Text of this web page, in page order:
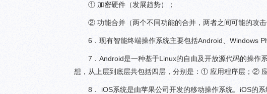
① 加密硬件（发展趋势）；
② 功能合并（两个不同功能的合并，两者之间可能的攻击
6．现有智能终端操作系统主要包括Android、Windows
7．Android是一种基于Linux的自由及开放源代码的操作
想，从上层到底层共包括四层，分别是：① 应用程序层；②
8． iOS系统是由苹果公司开发的移动操作系统。iOS